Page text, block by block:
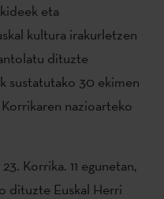
eta
kultura irakurletzen
dituzte
sustatutako 30 ekimen
nazioarteko
Korrika. 11 egunetan,
dituzte Euskal Herri